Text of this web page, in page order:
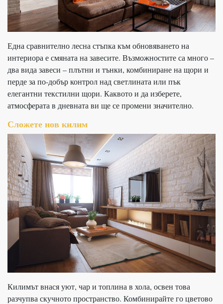
Една сравнително лесна стъпка към обновяването на
интериора е смяната на завесите. Възможностите са много –
два вида завеси – плътни и тънки, комбиниране на щори и
перде за по-добър контрол над светлината или пък
елегантни текстилни щори. Каквото и да изберете,
атмосферата в дневната ви ще се промени значително.
Сложете нов килим
Килимът внася уют, чар и топлина в хола, освен това
разчупва скучното пространство. Комбинирайте го цветово